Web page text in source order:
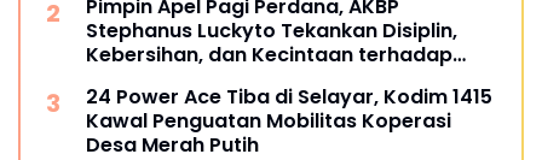
Pimpin Apel Pagi Perdana, AKBP
Stephanus Luckyto Tekankan Disiplin,
Kebersihan, dan Kecintaan terhadap
24 Power Ace Tiba di Selayar, Kodim 1415
Kawal Penguatan Mobilitas Koperasi
Desa Merah Putih